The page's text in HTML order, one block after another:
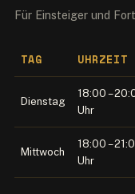
Für Einsteiger und
TAG UHRZEIT
Dienstag
18:00 –
Uhr
Mittwoch
18:00 –
Uhr